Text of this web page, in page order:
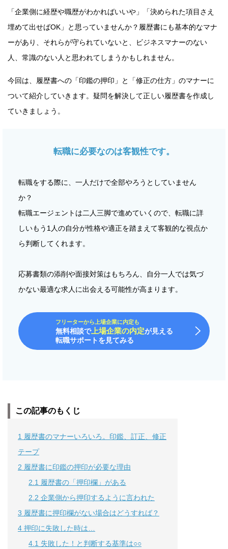
「企業側に経歴や職歴がわかればいいや」「決められた項目さえ
埋めて出せばOK」と思っていませんか？履歴書にも基本的なマナ
ーがあり、それらが守られていないと、ビジネスマナーのない
人、常識のない人と思われてしまうかもしれません。
今回は、履歴書への「印鑑の押印」と「修正の仕方」のマナーに
ついて紹介していきます。疑問を解決して正しい履歴書を作成し
ていきましょう。
転職に必要なのは客観性です。
転職をする際に、一人だけで全部やろうとしていません
か？
転職エージェントは二人三脚で進めていくので、転職に詳
しいもう1人の自分が性格や適正を踏まえて客観的な視点か
ら判断してくれます。
応募書類の添削や面接対策はもちろん、自分一人では気づ
かない最適な求人に出会える可能性が高まります。
フリーターから上場企業に内定も
無料相談で上場企業の内定が見える
転職サポートを見てみる
この記事のもくじ
1
履歴書のマナーいろいろ。印鑑、訂正、修正
テープ
2 履歴書に印鑑の押印が必要な理由
2.1
履歴書の「押印欄」がある
2.2 企業側から押印するように言われた
3 履歴書に押印欄がない場合はどうすれば？
4 押印に失敗した時は…
4.1 失敗した！と判断する基準は○○